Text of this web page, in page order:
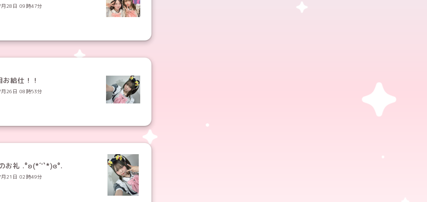
28日 09時47分
給仕！！
26日 08時53分
お礼 .°ʚ(*´˘`*)ɞ°.
21日 02時49分